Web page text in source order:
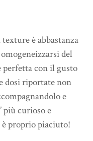
è abbastanza
del
perfetta con il gusto
dosi riportate non
e
più curioso e
proprio piaciuto!